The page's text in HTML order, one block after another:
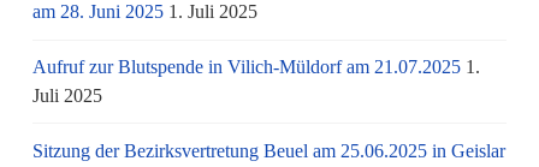
am 28. Juni 2025 1. Juli 2025
Aufruf zur Blutspende in Vilich-Müldorf am 21.07.2025 1.
Juli 2025
Sitzung der Bezirksvertretung Beuel am 25.06.2025 in Geislar